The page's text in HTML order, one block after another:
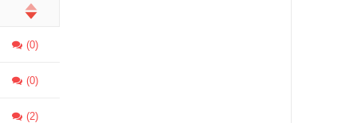
(0)
(0)
(2)